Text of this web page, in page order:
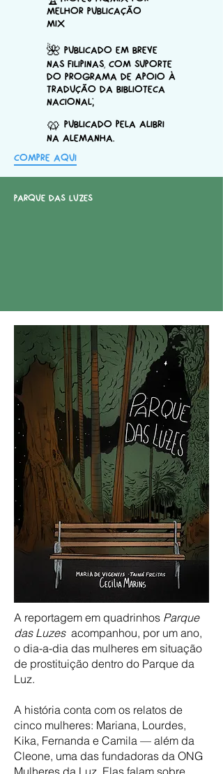
Melhor Publicação
Mix
🌺 Publicado em breve
nas Filipinas, com suporte
do Programa de Apoio à
Tradução da Biblioteca
Nacional;
🥨 Publicado pela Alibri
na Alemanha.
Compre aqui
Parque das Luzes
A reportagem em quadrinhos Parque
das Luzesacompanhou, por um ano,
o dia-a-dia das mulheres em situação
de prostituição dentro do Parque da
Luz.
A história conta com os relatos de
cinco mulheres: Mariana, Lourdes,
Kika, Fernanda e Camila — além da
Cleone, uma das fundadoras da ONG
Mulheres da Luz. Elas falam sobre